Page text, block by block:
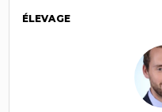
ÉLEVAGE